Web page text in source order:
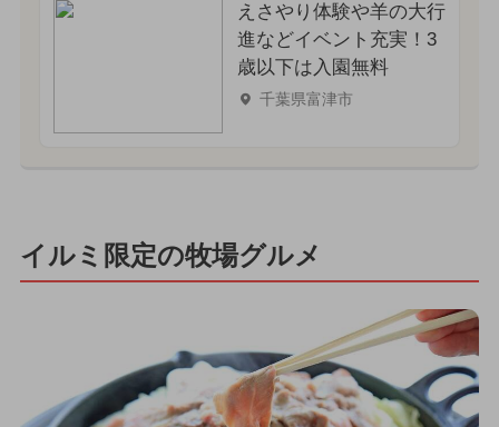
えさやり体験や羊の大行
進などイベント充実！3
歳以下は入園無料
千葉県富津市
イルミ限定の牧場グルメ